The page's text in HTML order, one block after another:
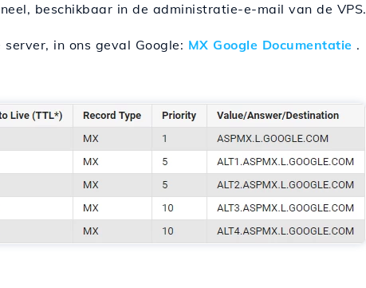
beschikbaar in de administratie-e-mail van de VPS.
in ons geval Google: MX Google Documentatie .